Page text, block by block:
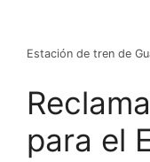
Estación de tren de
para el